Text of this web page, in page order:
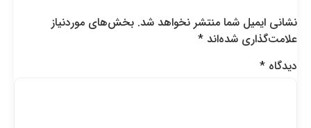
نشانی ایمیل شما منتشر نخواهد شد. بخش‌های موردنیاز
علامت‌گذاری شده‌اند*
دیدگاه*